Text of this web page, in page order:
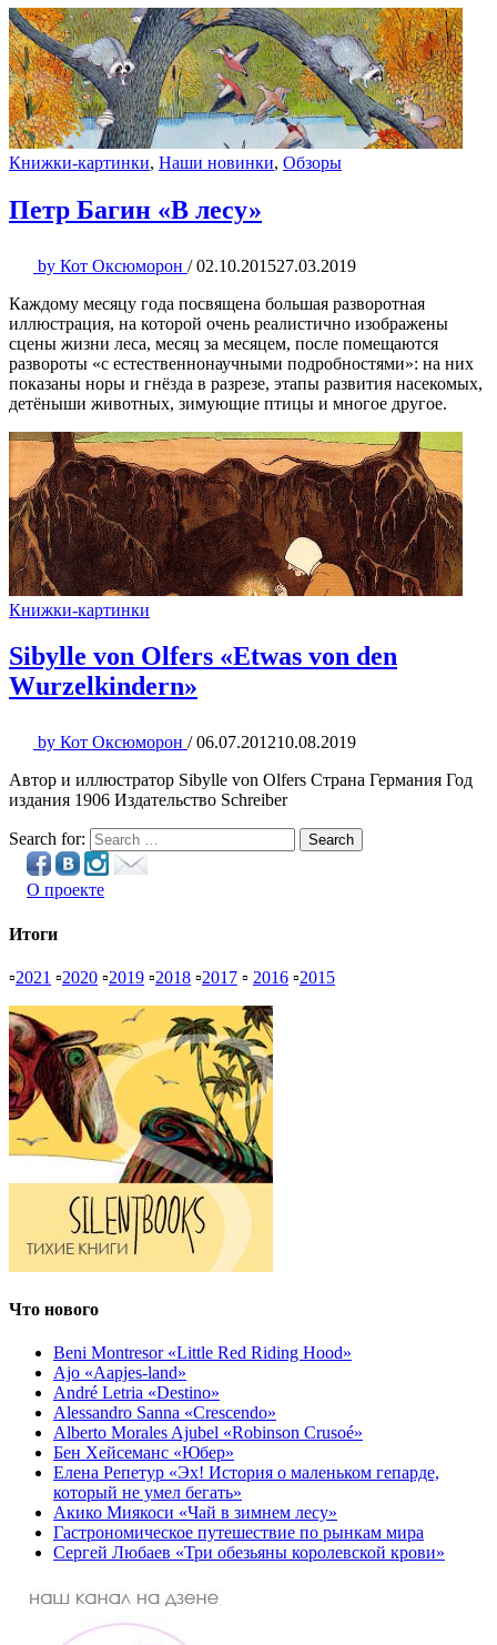
Книжки-картинки, Наши новинки, Обзоры
Петр Багин «В лесу»
by Кот Оксюморон / 02.10.201527.03.2019
Каждому месяцу года посвящена большая разворотная
иллюстрация, на которой очень реалистично изображены
сцены жизни леса, месяц за месяцем, после помещаются
развороты «с естественнонаучными подробностями»: на них
показаны норы и гнёзда в разрезе, этапы развития насекомых,
детёныши животных, зимующие птицы и многое другое.
Книжки-картинки
Sibylle von Olfers «Etwas von den
Wurzelkindern»
by Кот Оксюморон / 06.07.201210.08.2019
Автор и иллюстратор Sibylle von Olfers Страна Германия Год
издания 1906 Издательство Schreiber
Search for: Search
О проекте
Итоги
▫2021 ▫2020 ▫2019 ▫2018 ▫2017 ▫ 2016 ▫2015
Что нового
Beni Montresor «Little Red Riding Hood»
Ajo «Aapjes-land»
André Letria «Destino»
Alessandro Sanna «Crescendo»
Alberto Morales Ajubel «Robinson Crusoé»
Бен Хейсеманс «Юбер»
Елена Репетур «Эх! История о маленьком гепарде,
который не умел бегать»
Акико Миякоси «Чай в зимнем лесу»
Гастрономическое путешествие по рынкам мира
Сергей Любаев «Три обезьяны королевской крови»